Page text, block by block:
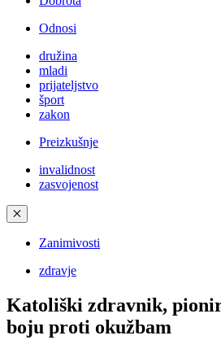
Odnosi
družina
mladi
prijateljstvo
šport
zakon
Preizkušnje
invalidnost
zasvojenost
✕
Zanimivosti
zdravje
Katoliški zdravnik,
boju proti okužbam